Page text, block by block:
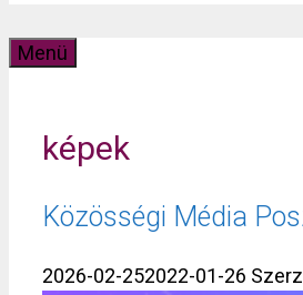
Menü
képek
Közösségi Média
2026-02-252022-01-26